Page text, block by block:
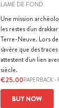
LAME DE FOND
Une mission
les restes d'un
Terre-Neuve. Lors
s'avère que des
attestent d'un lien
siècle.
€25.00PAPERBACK-
BUY NOW